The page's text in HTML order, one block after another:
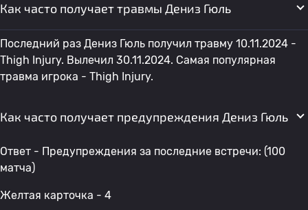
Как часто получает травмы Дениз Гюль
Последний раз Дениз Гюль получил травму 10.11.2024 -
Thigh Injury. Вылечил 30.11.2024. Самая популярная
травма игрока - Thigh Injury.
Как часто получает предупреждения Дениз Гюль
Ответ - Предупреждения за последние встречи: (100
матча)
Желтая карточка - 4